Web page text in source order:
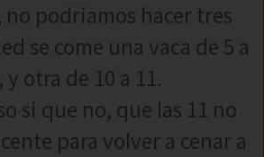
podriamos hacer tres
se come una vaca de 5 a
y otra de 10 a 11.
si que no, que las 11 no
para volver a cenar a